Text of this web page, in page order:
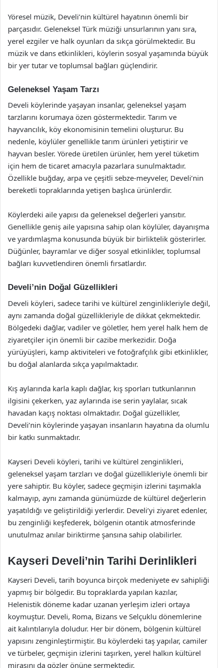
Yöresel müzik, Develi’nin kültürel hayatının önemli bir
parçasıdır. Geleneksel Türk müziği unsurlarının yanı sıra,
yerel ezgiler ve halk oyunları da sıkça görülmektedir. Bu
müzik ve dans etkinlikleri, köylerin sosyal yaşamında büyük
bir yer tutar ve toplumsal bağları güçlendirir.
Geleneksel Yaşam Tarzı
Develi köylerinde yaşayan insanlar, geleneksel yaşam
tarzlarını korumaya özen göstermektedir. Tarım ve
hayvancılık, köy ekonomisinin temelini oluşturur. Bu
nedenle, köylüler genellikle tarım ürünleri yetiştirir ve
hayvan besler. Yörede üretilen ürünler, hem yerel tüketim
için hem de ticaret amacıyla pazarlara sunulmaktadır.
Özellikle buğday, arpa ve çeşitli sebze-meyveler, Develi’nin
bereketli topraklarında yetişen başlıca ürünlerdir.
Köylerdeki aile yapısı da geleneksel değerleri yansıtır.
Genellikle geniş aile yapısına sahip olan köylüler, dayanışma
ve yardımlaşma konusunda büyük bir birliktelik gösterirler.
Düğünler, bayramlar ve diğer sosyal etkinlikler, toplumsal
bağları kuvvetlendiren önemli fırsatlardır.
Develi’nin Doğal Güzellikleri
Develi köyleri, sadece tarihi ve kültürel zenginlikleriyle değil,
aynı zamanda doğal güzellikleriyle de dikkat çekmektedir.
Bölgedeki dağlar, vadiler ve göletler, hem yerel halk hem de
ziyaretçiler için önemli bir cazibe merkezidir. Doğa
yürüyüşleri, kamp aktiviteleri ve fotoğrafçılık gibi etkinlikler,
bu doğal alanlarda sıkça yapılmaktadır.
Kış aylarında karla kaplı dağlar, kış sporları tutkunlarının
ilgisini çekerken, yaz aylarında ise serin yaylalar, sıcak
havadan kaçış noktası olmaktadır. Doğal güzellikler,
Develi’nin köylerinde yaşayan insanların hayatına da olumlu
bir katkı sunmaktadır.
Kayseri Develi köyleri, tarihi ve kültürel zenginlikleri,
geleneksel yaşam tarzları ve doğal güzellikleriyle önemli bir
yere sahiptir. Bu köyler, sadece geçmişin izlerini taşımakla
kalmayıp, aynı zamanda günümüzde de kültürel değerlerin
yaşatıldığı ve geliştirildiği yerlerdir. Develi’yi ziyaret edenler,
bu zenginliği keşfederek, bölgenin otantik atmosferinde
unutulmaz anılar biriktirme şansına sahip olabilirler.
Kayseri Develi’nin Tarihi Derinlikleri
Kayseri Develi, tarih boyunca birçok medeniyete ev sahipliği
yapmış bir bölgedir. Bu topraklarda yapılan kazılar,
Helenistik döneme kadar uzanan yerleşim izleri ortaya
koymuştur. Develi, Roma, Bizans ve Selçuklu dönemlerine
ait kalıntılarıyla doludur. Her bir dönem, bölgenin kültürel
yapısını zenginleştirmiştir. Bu köylerdeki taş yapılar, camiler
ve türbeler, geçmişin izlerini taşırken, yerel halkın kültürel
mirasını da gözler önüne sermektedir.